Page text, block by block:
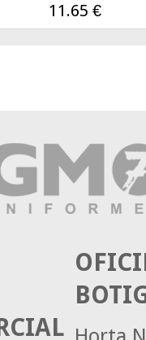
11.65 €